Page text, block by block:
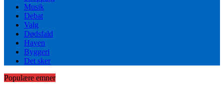
Musik
Debat
Valg
Dødsfald
Haven
Byggeri
Det sker
Populære emner